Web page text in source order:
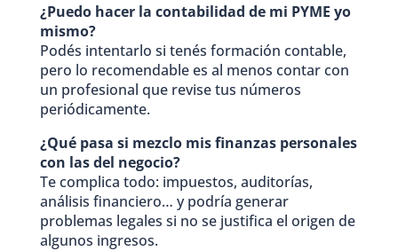
¿Puedo hacer la contabilidad de mi PYME yo
mismo?
Podés intentarlo si tenés formación contable,
pero lo recomendable es al menos contar con
un profesional que revise tus números
periódicamente.
¿Qué pasa si mezclo mis finanzas personales
con las del negocio?
Te complica todo: impuestos, auditorías,
análisis financiero… y podría generar
problemas legales si no se justifica el origen de
algunos ingresos.